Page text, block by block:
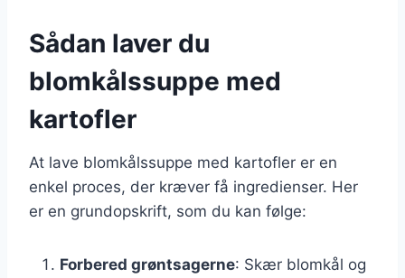
Sådan laver du
blomkålssuppe med
kartofler
At lave blomkålssuppe med kartofler er en
enkel proces, der kræver få ingredienser. Her
er en grundopskrift, som du kan følge:
Forbered grøntsagerne: Skær blomkål og